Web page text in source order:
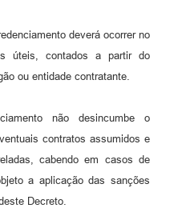
deverá ocorrer no
úteis, contados a partir do
ou entidade contratante.
não desincumbe o
contratos assumidos e
cabendo em casos de
a aplicação das sanções
Decreto.